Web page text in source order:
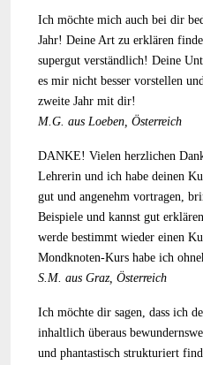
Ich möchte mich auch bei dir
Jahr! Deine Art zu erklären
supergut verständlich! Deine
es mir nicht besser vorstellen
zweite Jahr mit dir!
M.G. aus Loeben, Österreich
DANKE! Vielen herzlichen
Lehrerin und ich habe deinen
gut und angenehm vortragen,
Beispiele und kannst gut
werde bestimmt wieder einen
Mondknoten-Kurs habe ich
S.M. aus Graz, Österreich
Ich möchte dir sagen, dass ich
inhaltlich überaus
und phantastisch strukturiert